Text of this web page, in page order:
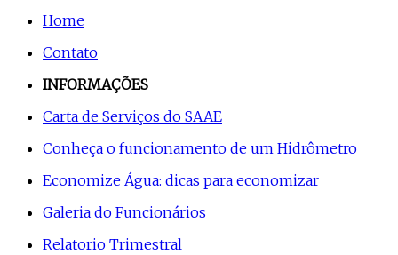
Home
Contato
INFORMAÇÕES
Carta de Serviços do SAAE
Conheça o funcionamento de um Hidrômetro
Economize Água: dicas para economizar
Galeria do Funcionários
Relatorio Trimestral